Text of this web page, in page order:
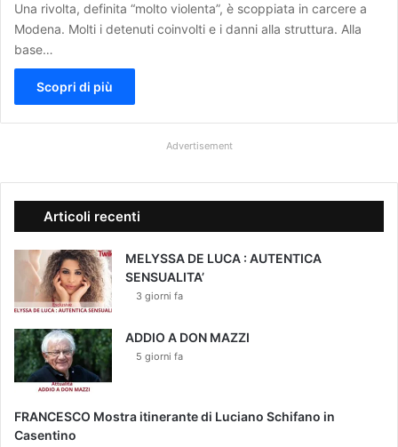
Una rivolta, definita “molto violenta”, è scoppiata in carcere a
Modena. Molti i detenuti coinvolti e i danni alla struttura. Alla
base…
Scopri di più
Advertisement
Articoli recenti
MELYSSA DE LUCA : AUTENTICA
SENSUALITA’
3 giorni fa
ADDIO A DON MAZZI
5 giorni fa
FRANCESCO Mostra itinerante di Luciano Schifano in
Casentino